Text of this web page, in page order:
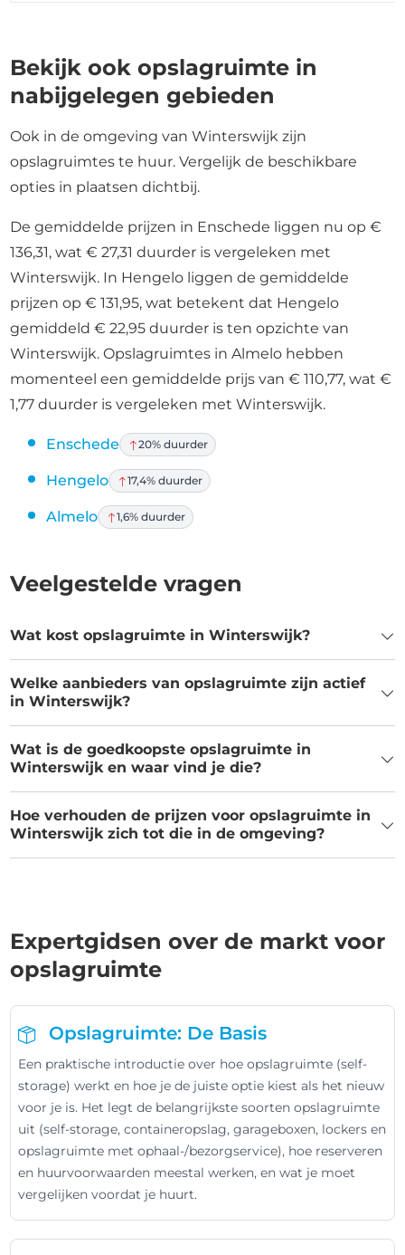
Bekijk ook opslagruimte in
nabijgelegen gebieden
Ook in de omgeving van Winterswijk zijn
opslagruimtes te huur. Vergelijk de beschikbare
opties in plaatsen dichtbij.
De gemiddelde prijzen in Enschede liggen nu op €
136,31, wat € 27,31 duurder is vergeleken met
Winterswijk. In Hengelo liggen de gemiddelde
prijzen op € 131,95, wat betekent dat Hengelo
gemiddeld € 22,95 duurder is ten opzichte van
Winterswijk. Opslagruimtes in Almelo hebben
momenteel een gemiddelde prijs van € 110,77, wat €
1,77 duurder is vergeleken met Winterswijk.
Enschede 20% duurder
Hengelo 17,4% duurder
Almelo 1,6% duurder
Veelgestelde vragen
Wat kost opslagruimte in Winterswijk?
Welke aanbieders van opslagruimte zijn actief
in Winterswijk?
Wat is de goedkoopste opslagruimte in
Winterswijk en waar vind je die?
Hoe verhouden de prijzen voor opslagruimte in
Winterswijk zich tot die in de omgeving?
Expertgidsen over de markt voor
opslagruimte
Opslagruimte: De Basis
Een praktische introductie over hoe opslagruimte (self-
storage) werkt en hoe je de juiste optie kiest als het nieuw
voor je is. Het legt de belangrijkste soorten opslagruimte
uit (self-storage, containeropslag, garageboxen, lockers en
opslagruimte met ophaal-/bezorgservice), hoe reserveren
en huurvoorwaarden meestal werken, en wat je moet
vergelijken voordat je huurt.